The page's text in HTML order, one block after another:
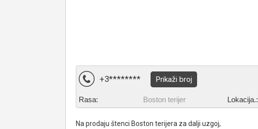
+3******** Prikaži broj
Rasa: Boston terijer Lokacija.:
Na prodaju štenci Boston terijera za dalji uzgoj,